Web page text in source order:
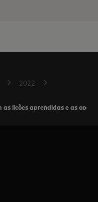
2022
lições aprendidas e as